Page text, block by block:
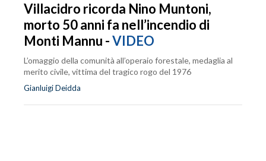
Villacidro ricorda Nino Muntoni,
morto 50 anni fa nell’incendio di
Monti Mannu -VIDEO
L’omaggio della comunità all’operaio forestale, medaglia al
merito civile, vittima del tragico rogo del 1976
Gianluigi Deidda